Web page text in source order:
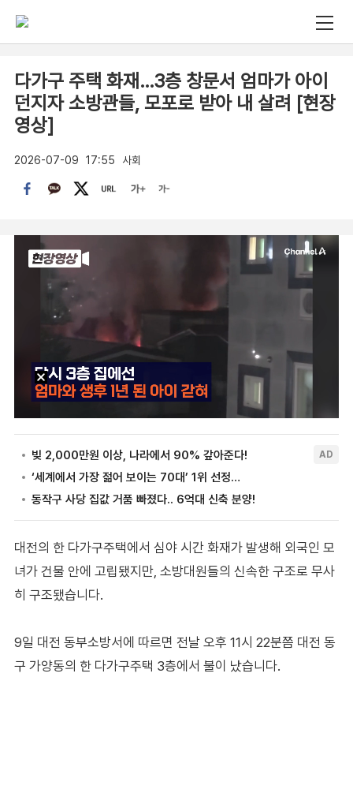
다가구 주택 화재…3층 창문서 엄마가 아이
던지자 소방관들, 모포로 받아 내 살려 [현장
영상]
2026-07-09 17:55 사회
대전의 한 다가구주택에서 심야 시간 화재가 발생해 외국인 모
녀가 건물 안에 고립됐지만, 소방대원들의 신속한 구조로 무사
히 구조됐습니다.
9일 대전 동부소방서에 따르면 전날 오후 11시 22분쯤 대전 동
구 가양동의 한 다가구주택 3층에서 불이 났습니다.